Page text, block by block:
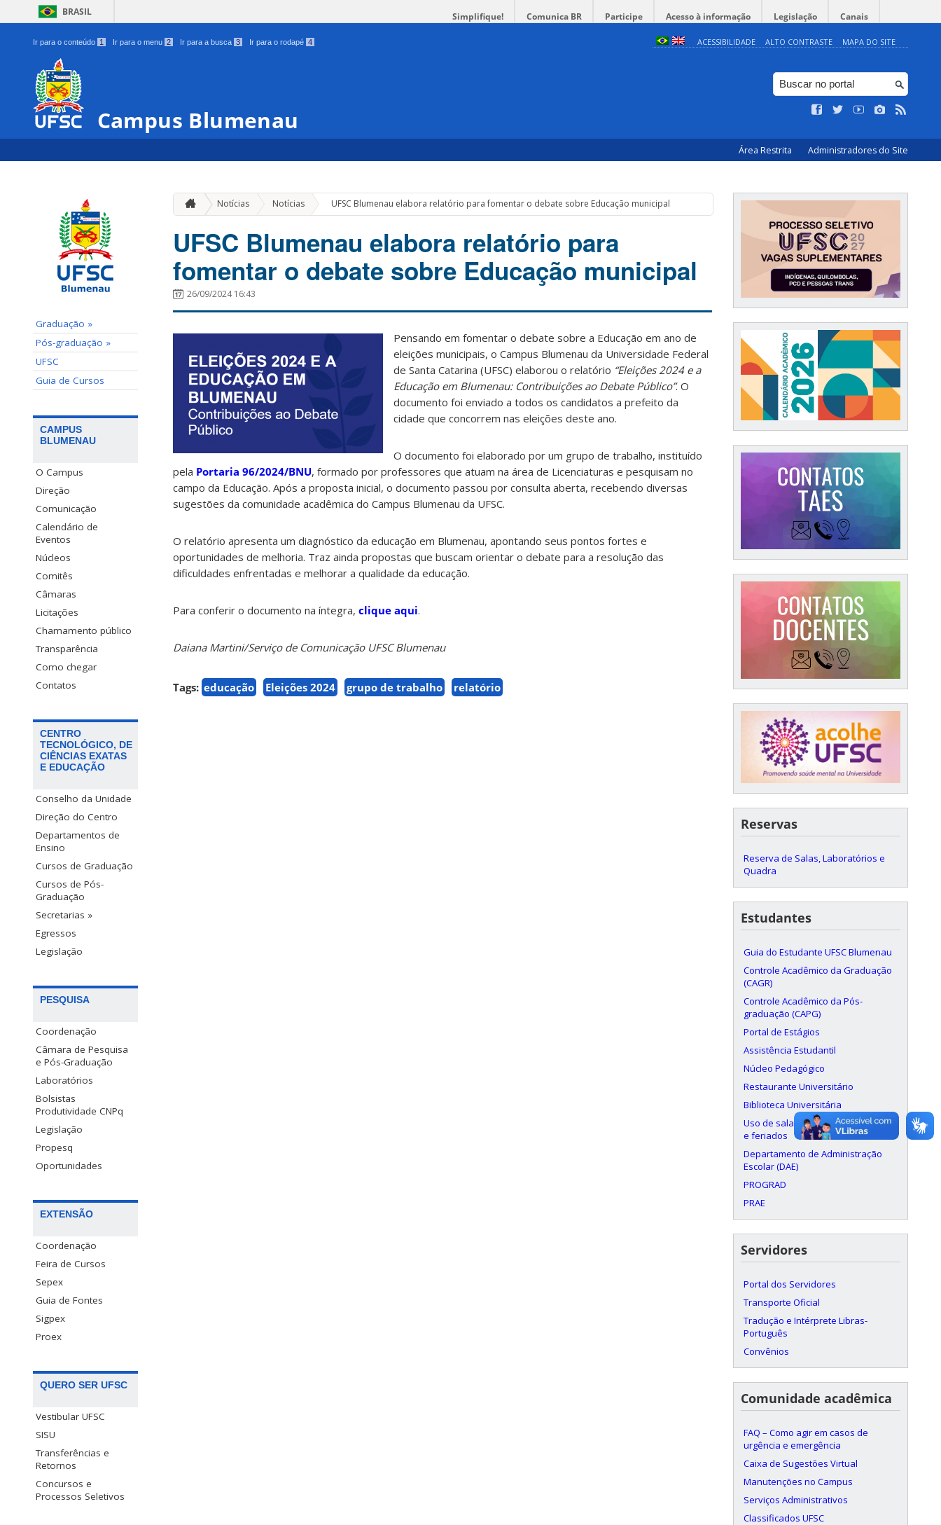
BRASIL Simplifique! Comunica BR Participe Acesso à informação Legislação Canais
Ir para o conteúdo 1 Ir para o menu 2 Ir para a busca 3 Ir para o rodapé 4 ACESSIBILIDADE ALTO CONTRASTE MAPA DO SITE
Campus Blumenau
Área Restrita Administradores do Site
Graduação »
Pós-graduação »
UFSC
Guia de Cursos
CAMPUS
BLUMENAU
O Campus
Direção
Comunicação
Calendário de
Eventos
Núcleos
Comitês
Câmaras
Licitações
Chamamento público
Transparência
Como chegar
Contatos
CENTRO
TECNOLÓGICO, DE
CIÊNCIAS EXATAS
E EDUCAÇÃO
Conselho da Unidade
Direção do Centro
Departamentos de
Ensino
Cursos de Graduação
Cursos de Pós-
Graduação
Secretarias »
Egressos
Legislação
PESQUISA
Coordenação
Câmara de Pesquisa
e Pós-Graduação
Laboratórios
Bolsistas
Produtividade CNPq
Legislação
Propesq
Oportunidades
EXTENSÃO
Coordenação
Feira de Cursos
Sepex
Guia de Fontes
Sigpex
Proex
QUERO SER UFSC
Vestibular UFSC
SISU
Transferências e
Retornos
Concursos e
Processos Seletivos
Notícias Notícias » UFSC Blumenau elabora relatório para fomentar o debate sobre Educação municipal
UFSC Blumenau elabora relatório para
fomentar o debate sobre Educação municipal
26/09/2024 16:43
Pensando em fomentar o debate sobre a Educação em ano de
eleições municipais, o Campus Blumenau da Universidade Federal
de Santa Catarina (UFSC) elaborou o relatório “Eleições 2024 e a
Educação em Blumenau: Contribuições ao Debate Público”. O
documento foi enviado a todos os candidatos a prefeito da
cidade que concorrem nas eleições deste ano.
O documento foi elaborado por um grupo de trabalho, instituído
pela Portaria 96/2024/BNU, formado por professores que atuam na área de Licenciaturas e pesquisam no
campo da Educação. Após a proposta inicial, o documento passou por consulta aberta, recebendo diversas
sugestões da comunidade acadêmica do Campus Blumenau da UFSC.
O relatório apresenta um diagnóstico da educação em Blumenau, apontando seus pontos fortes e
oportunidades de melhoria. Traz ainda propostas que buscam orientar o debate para a resolução das
dificuldades enfrentadas e melhorar a qualidade da educação.
Para conferir o documento na íntegra, clique aqui.
Daiana Martini/Serviço de Comunicação UFSC Blumenau
Tags: educação Eleições 2024 grupo de trabalho relatório
Reservas
Reserva de Salas, Laboratórios e
Quadra
Estudantes
Guia do Estudante UFSC Blumenau
Controle Acadêmico da Graduação
(CAGR)
Controle Acadêmico da Pós-
graduação (CAPG)
Portal de Estágios
Assistência Estudantil
Núcleo Pedagógico
Restaurante Universitário
Biblioteca Universitária
Uso de salas aos finais de semana
e feriados
Departamento de Administração
Escolar (DAE)
PROGRAD
PRAE
Servidores
Portal dos Servidores
Transporte Oficial
Tradução e Intérprete Libras-
Português
Convênios
Comunidade acadêmica
FAQ – Como agir em casos de
urgência e emergência
Caixa de Sugestões Virtual
Manutenções no Campus
Serviços Administrativos
Classificados UFSC